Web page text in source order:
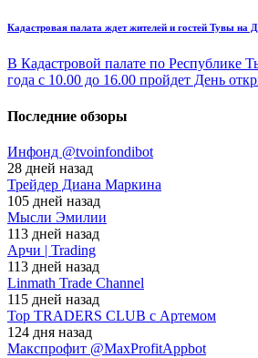
Кадастровая палата ждет жителей и гостей Тувы на
В Кадастровой палате по Республике
года с 10.00 до 16.00 пройдет День
Последние обзоры
Инфонд @tvoinfondibot
28 дней назад
Трейдер Диана Маркина
105 дней назад
Мысли Эмилии
113 дней назад
Арчи | Trading
113 дней назад
Linmath Trade Channel
115 дней назад
Top TRADERS CLUB с Артемом
124 дня назад
Макспрофит @MaxProfitAppbot